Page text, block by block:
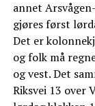
annet
gjøres først
Det er
og folk må
og vest. Det
Riksvei 13 over